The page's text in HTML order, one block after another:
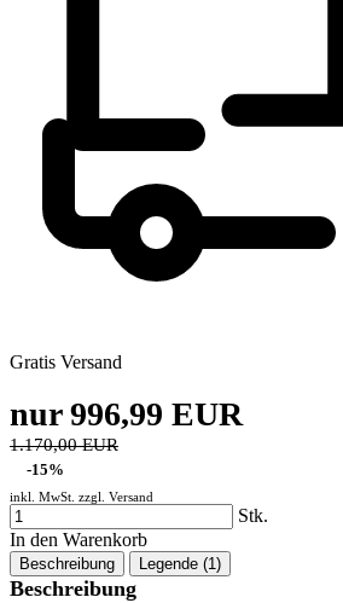
Gratis Versand
nur 996,99 EUR
1.170,00 EUR
-15%
inkl. MwSt. zzgl. Versand
Stk.
In den Warenkorb
Beschreibung Legende (1)
Beschreibung